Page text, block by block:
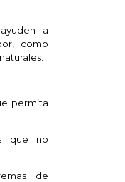
a
como
permita
que no
de